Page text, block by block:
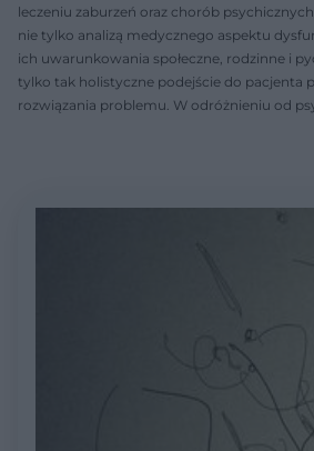
leczeniu zaburzeń oraz chorób psychicznych.
nie tylko analizą medycznego aspektu
ich uwarunkowania społeczne, rodzinne i
tylko tak holistyczne podejście do pacjenta
rozwiązania problemu. W odróżnieniu od